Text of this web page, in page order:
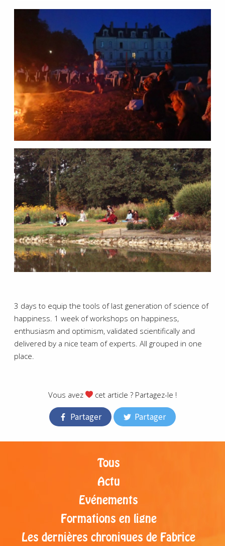
3 days to equip the tools of last generation of science of
happiness. 1 week of workshops on happiness,
enthusiasm and optimism, validated scientifically and
delivered by a nice team of experts. All grouped in one
place.
Vous avez
cet article ? Partagez-le !
Partager Partager
Tous
Actu
Evénements
Formations en ligne
Les dernières chroniques de Fabrice